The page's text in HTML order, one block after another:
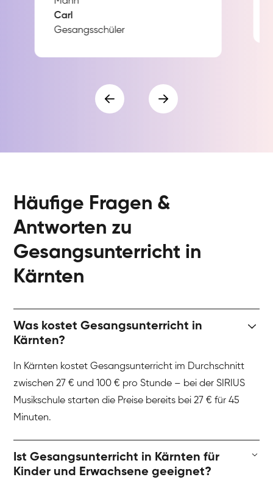
Carl
Gesangsschüler
Häufige Fragen &
Antworten zu
Gesangsunterricht in
Kärnten
Was kostet Gesangsunterricht in
Kärnten?
In Kärnten kostet Gesangsunterricht im Durchschnitt
zwischen 27 € und 100 € pro Stunde – bei der SIRIUS
Musikschule starten die Preise bereits bei 27 € für 45
Minuten.
Ist Gesangsunterricht in Kärnten für
Kinder und Erwachsene geeignet?